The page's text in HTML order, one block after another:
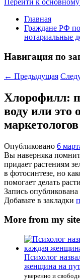
Перейти к
Главная
Граждане РФ
нотариальные
Навигация по
← Предыдущая
Хлорофилл:
воду или это
маркетологов
Опубликовано 6
Вы наверняка
придает растениям
в фотосинтезе, но
помогает делать
Запись
Добавьте в закладки
More from my site
Психолог
женщина на
уверенно и